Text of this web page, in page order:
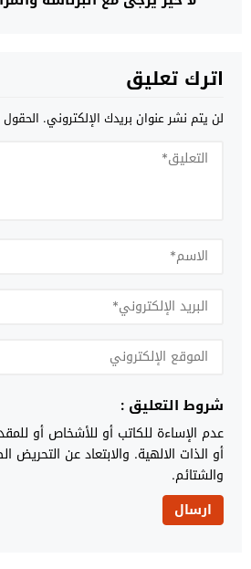
اترك تعليق
لن يتم نشر عنوان بريدك الإلكتروني. الحقول
شروط التعليق :
عدم الإساءة للكاتب أو للأشخاص أو
أو الذات الالهية. والابتعاد عن التحريض
والشتائم.